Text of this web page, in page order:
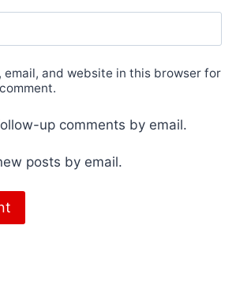
email, and website in this browser for
up comments by email.
posts by email.